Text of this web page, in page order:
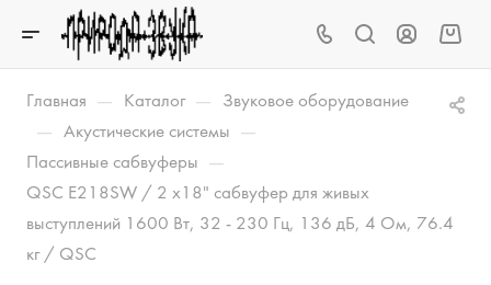
Главная — Каталог — Звуковое оборудование
— Акустические системы —
Пассивные сабвуферы —
QSC E218SW / 2 x18" сабвуфер для живых
выступлений 1600 Вт, 32 - 230 Гц, 136 дБ, 4 Ом, 76.4
кг / QSC